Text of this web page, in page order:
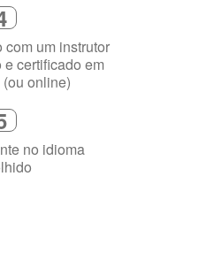
um instrutor
certificado em
online)
5
no idioma